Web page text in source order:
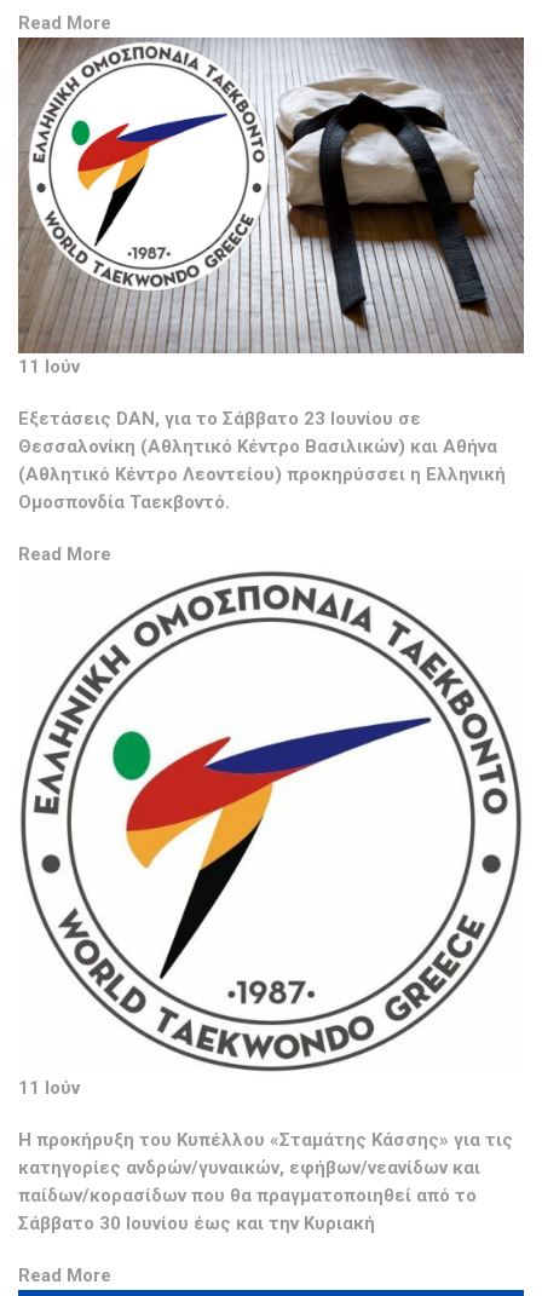
Read More
11 Ιούν
Εξετάσεις DAN, για το Σάββατο 23 Ιουνίου σε
Θεσσαλονίκη (Αθλητικό Κέντρο Βασιλικών) και Αθήνα
(Αθλητικό Κέντρο Λεοντείου) προκηρύσσει η Ελληνική
Ομοσπονδία Ταεκβοντό.
Read More
11 Ιούν
H προκήρυξη του Κυπέλλου «Σταμάτης Κάσσης» για τις
κατηγορίες ανδρών/γυναικών, εφήβων/νεανίδων και
παίδων/κορασίδων που θα πραγματοποιηθεί από το
Σάββατο 30 Ιουνίου έως και την Κυριακή
Read More